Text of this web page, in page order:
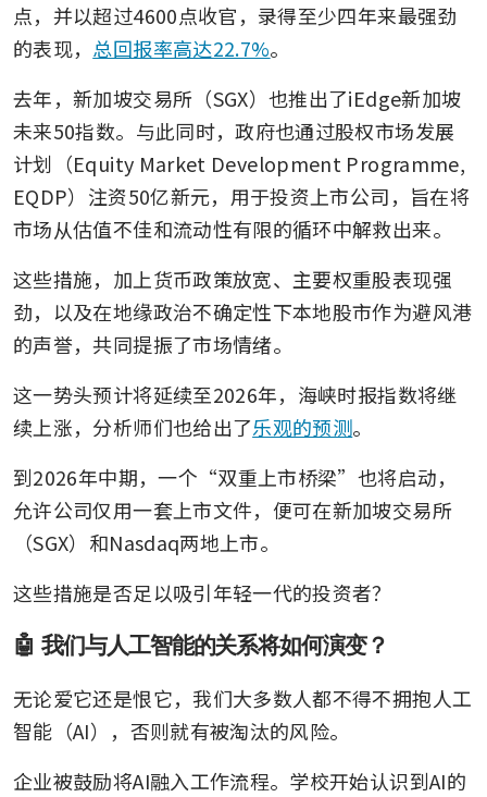
点，并以超过4600点收官，录得至少四年来最强劲
的表现， 总回报率高达22.7%。
去年，新加坡交易所（SGX）也推出了iEdge新加坡
未来50指数。与此同时，政府也通过股权市场发展
计划（Equity Market Development Programme,
EQDP）注资50亿新元，用于投资上市公司，旨在将
市场从估值不佳和流动性有限的循环中解救出来。
这些措施，加上货币政策放宽、主要权重股表现强
劲，以及在地缘政治不确定性下本地股市作为避风港
的声誉，共同提振了市场情绪。
这一势头预计将延续至2026年，海峡时报指数将继
续上涨，分析师们也给出了乐观的预测。
到2026年中期，一个“双重上市桥梁”也将启动，
允许公司仅用一套上市文件，便可在新加坡交易所
（SGX）和Nasdaq两地上市。
这些措施是否足以吸引年轻一代的投资者？
🤖 我们与人工智能的关系将如何演变？
无论爱它还是恨它，我们大多数人都不得不拥抱人工
智能（AI），否则就有被淘汰的风险。
企业被鼓励将AI融入工作流程。学校开始认识到AI的